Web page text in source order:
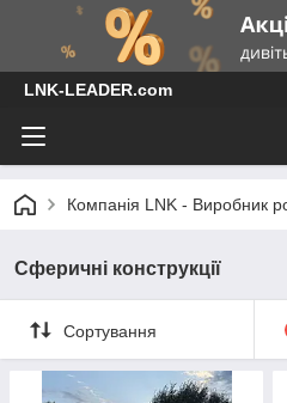
LNK-LEADER.com
Компанія LNK - Виробник
Сферичні конструкції
Сортування